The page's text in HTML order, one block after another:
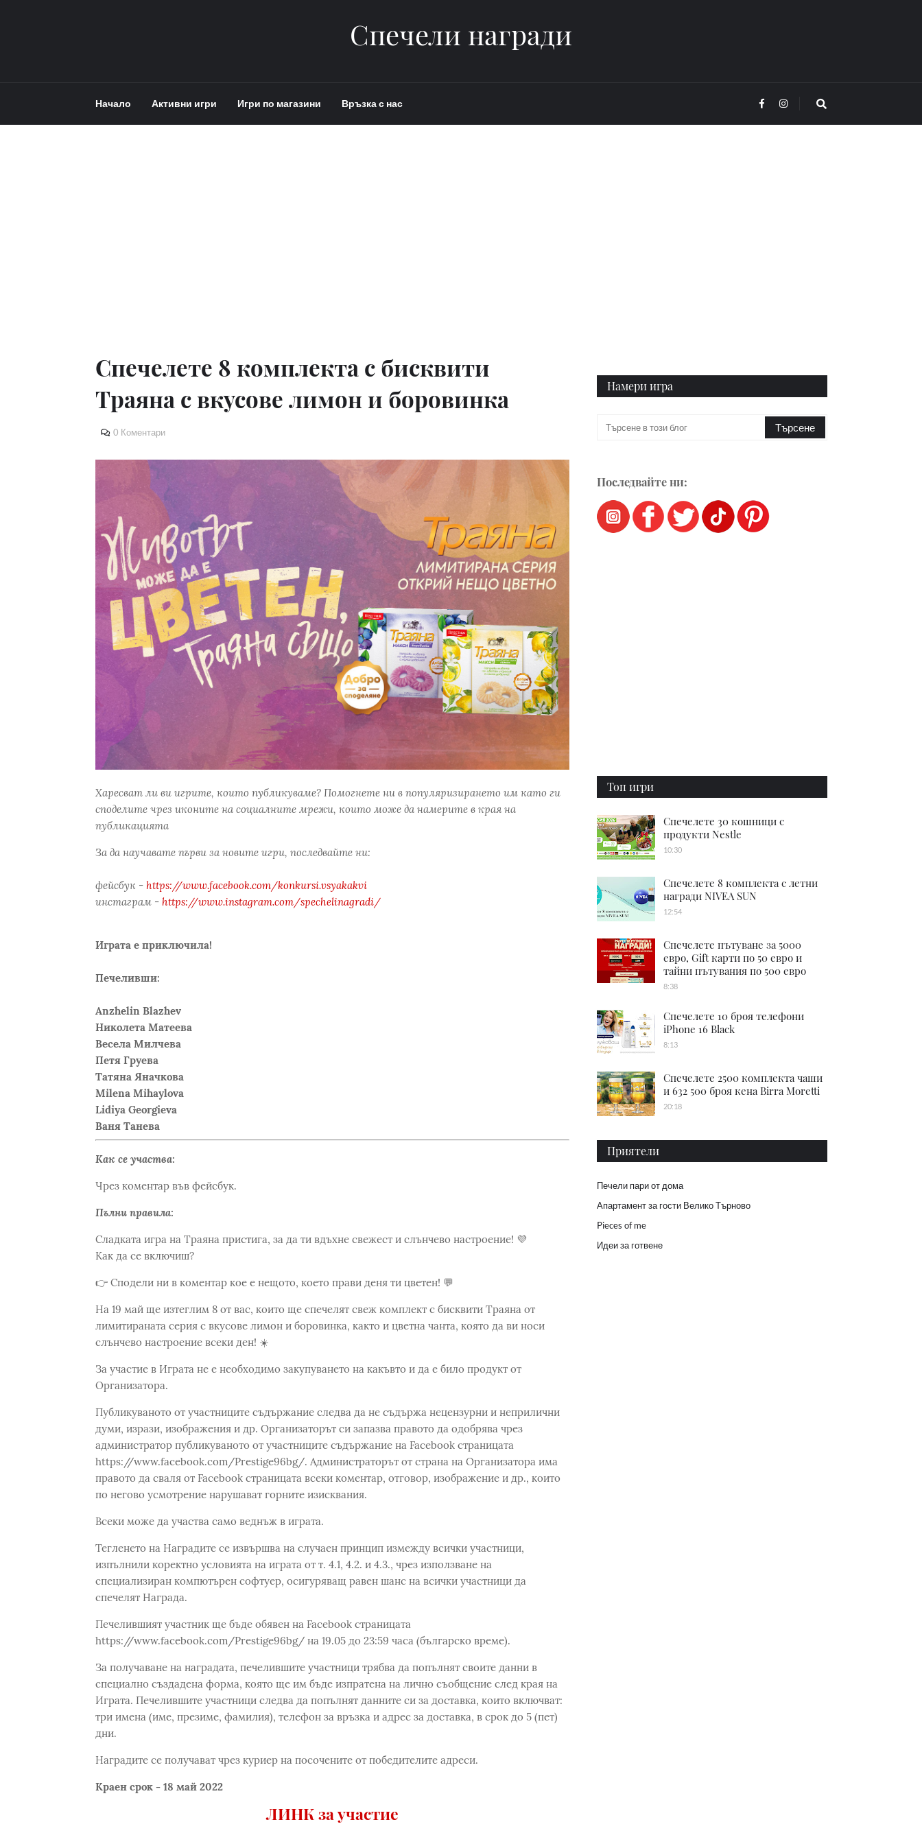
Спечели награди
Начало Активни игри Игри по магазини Връзка с нас
Спечелете 8 комплекта с бисквити
Траяна с вкусове лимон и боровинка
0 Коментари
Харесват ли ви игрите, които публикуваме? Помогнете ни в популяризирането им като ги
споделите чрез иконите на социалните мрежи, които може да намерите в края на
публикацията
За да научавате първи за новите игри, последвайте ни:
фейсбук - https://www.facebook.com/konkursi.vsyakakvi
инстаграм - https://www.instagram.com/spechelinagradi/
Играта е приключила!
Печеливши:
Anzhelin Blazhev
Николета Матеева
Весела Милчева
Петя Груева
Татяна Яначкова
Milena Mihaylova
Lidiya Georgieva
Ваня Танева
Как се участва:
Чрез коментар във фейсбук.
Пълни правила:
Сладката игра на Траяна пристига, за да ти вдъхне свежест и слънчево настроение! 💜
Как да се включиш?
👉 Сподели ни в коментар кое е нещото, което прави деня ти цветен! 💬
На 19 май ще изтеглим 8 от вас, които ще спечелят свеж комплект с бисквити Траяна от
лимитираната серия с вкусове лимон и боровинка, както и цветна чанта, която да ви носи
слънчево настроение всеки ден! ☀️
За участие в Играта не е необходимо закупуването на какъвто и да е било продукт от
Организатора.
Публикуваното от участниците съдържание следва да не съдържа нецензурни и неприлични
думи, изрази, изображения и др. Организаторът си запазва правото да одобрява чрез
администратор публикуваното от участниците съдържание на Facebook страницата
https://www.facebook.com/Prestige96bg/. Администраторът от страна на Организатора има
правото да сваля от Facebook страницата всеки коментар, отговор, изображение и др., които
по негово усмотрение нарушават горните изисквания.
Всеки може да участва само веднъж в играта.
Тегленето на Наградите се извършва на случаен принцип измежду всички участници,
изпълнили коректно условията на играта от т. 4.1, 4.2. и 4.3., чрез използване на
специализиран компютърен софтуер, осигуряващ равен шанс на всички участници да
спечелят Награда.
Печелившият участник ще бъде обявен на Facebook страницата
https://www.facebook.com/Prestige96bg/ на 19.05 до 23:59 часа (българско време).
За получаване на наградата, печелившите участници трябва да попълнят своите данни в
специално създадена форма, която ще им бъде изпратена на лично съобщение след края на
Играта. Печелившите участници следва да попълнят данните си за доставка, които включват:
три имена (име, презиме, фамилия), телефон за връзка и адрес за доставка, в срок до 5 (пет)
дни.
Наградите се получават чрез куриер на посочените от победителите адреси.
Краен срок - 18 май 2022
ЛИНК за участие
Намери игра
Последвайте ни:
Топ игри
Спечелете 30 кошници с
продукти Nestle
10:30
Спечелете 8 комплекта с летни
награди NIVEA SUN
12:54
Спечелете пътуване за 5000
евро, Gift карти по 50 евро и
тайни пътувания по 500 евро
8:38
Спечелете 10 броя телефони
iPhone 16 Black
8:13
Спечелете 2500 комплекта чаши
и 632 500 броя кена Birra Moretti
20:18
Приятели
Печели пари от дома
Апартамент за гости Велико Търново
Pieces of me
Идеи за готвене